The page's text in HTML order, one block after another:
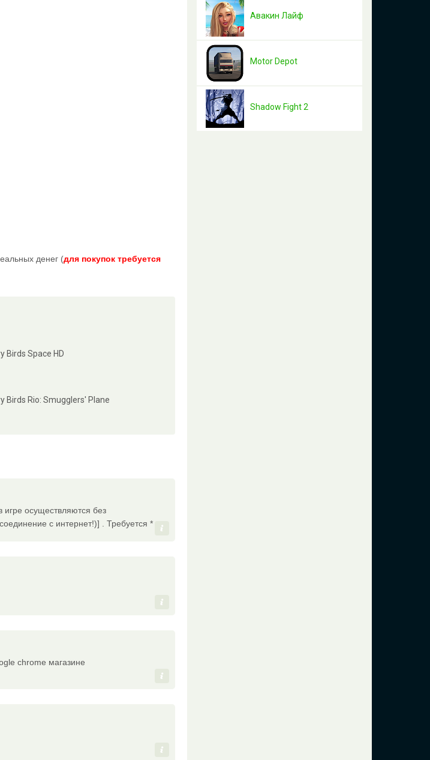
денег (для покупок требуется
Birds Space HD
Birds Rio: Smugglers' Plane
игре осуществляются без
с интернет!)] . Требуется *
chrome магазине
Авакин Лайф
Motor Depot
Shadow Fight 2